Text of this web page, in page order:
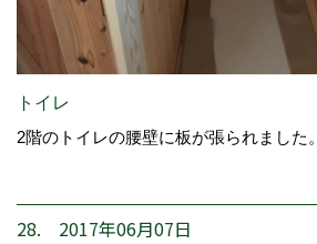
トイレ
2階のトイレの腰壁に板が張られました。
28. 2017年06月07日